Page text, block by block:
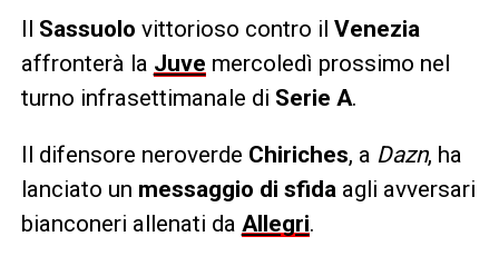
Il Sassuolo vittorioso contro il Venezia
affronterà la Juve mercoledì prossimo nel
turno infrasettimanale di Serie A.
Il difensore neroverde Chiriches, a Dazn, ha
lanciato un messaggio di sfidaagli avversari
bianconeri allenati da Allegri.